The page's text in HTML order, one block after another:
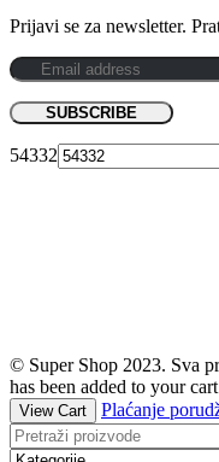
Prijavi se za newsletter.
54332
© Super Shop 2023. Sva
has been added to your
View Cart Plaćanje